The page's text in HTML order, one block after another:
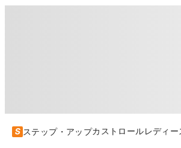
ステップ・アップカストロールレディー